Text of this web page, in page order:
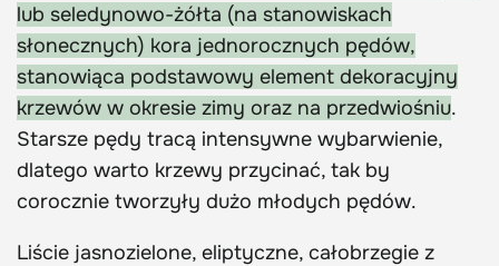
lub seledynowo-żółta (na stanowiskach
słonecznych) kora jednorocznych pędów,
stanowiąca podstawowy element dekoracyjny
krzewów w okresie zimy oraz na przedwiośniu.
Starsze pędy tracą intensywne wybarwienie,
dlatego warto krzewy przycinać, tak by
corocznie tworzyły dużo młodych pędów.
Liście jasnozielone, eliptyczne, całobrzegie z